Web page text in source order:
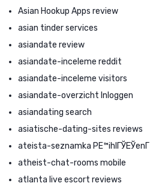
Asian Hookup Apps review
asian tinder services
asiandate review
asiandate-inceleme reddit
asiandate-inceleme visitors
asiandate-overzicht Inloggen
asiandating search
asiatische-dating-sites reviews
ateista-seznamka PЕ™ihlГЎЕЎenГ­
atheist-chat-rooms mobile
atlanta live escort reviews